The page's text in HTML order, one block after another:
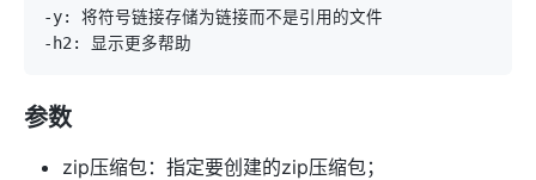
参数
zip压缩包：指定要创建的zip压缩包；